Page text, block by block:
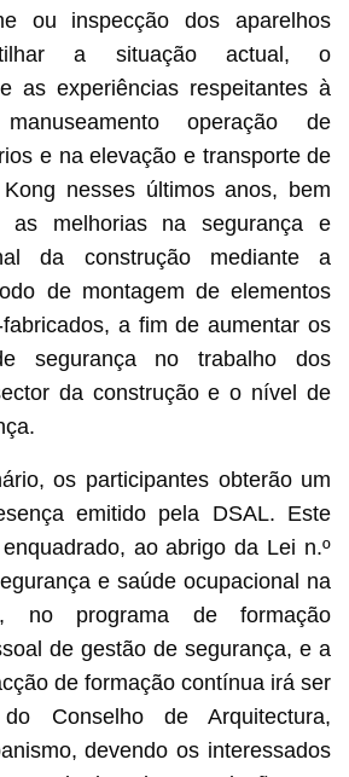
ou inspecção dos aparelhos
a situação actual, o
as experiências respeitantes à
operação de
e na elevação e transporte de
nesses últimos anos, bem
as melhorias na segurança e
da construção mediante a
de montagem de elementos
a fim de aumentar os
segurança no trabalho dos
da construção e o nível de
os participantes obterão um
emitido pela DSAL. Este
ao abrigo da Lei n.º
e saúde ocupacional na
no programa de formação
de gestão de segurança, e a
de formação contínua irá ser
Conselho de Arquitectura,
devendo os interessados